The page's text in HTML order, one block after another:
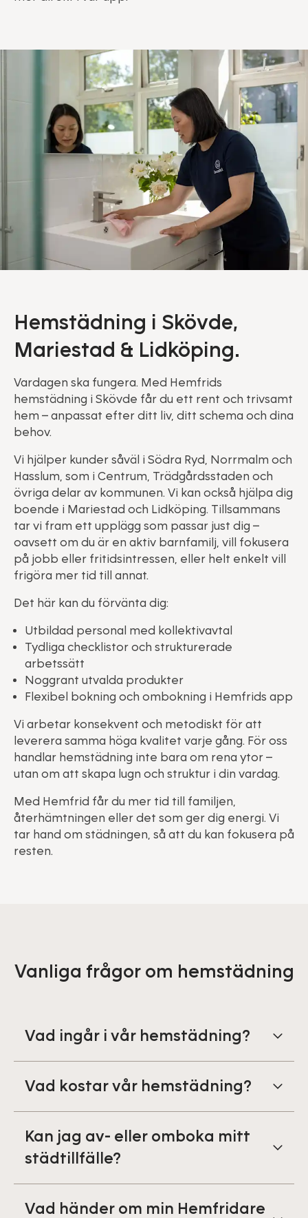
Hemstädning i Skövde,
Mariestad & Lidköping.
Vardagen ska fungera. Med Hemfrids
hemstädning i Skövde får du ett rent och trivsamt
hem – anpassat efter ditt liv, ditt schema och dina
behov.
Vi hjälper kunder såväl i Södra Ryd, Norrmalm och
Hasslum, som i Centrum, Trädgårdsstaden och
övriga delar av kommunen. Vi kan också hjälpa dig
boende i Mariestad och Lidköping. Tillsammans
tar vi fram ett upplägg som passar just dig –
oavsett om du är en aktiv barnfamilj, vill fokusera
på jobb eller fritidsintressen, eller helt enkelt vill
frigöra mer tid till annat.
Det här kan du förvänta dig:
Utbildad personal med kollektivavtal
Tydliga checklistor och strukturerade
arbetssätt
Noggrant utvalda produkter
Flexibel bokning och ombokning i Hemfrids app
Vi arbetar konsekvent och metodiskt för att
leverera samma höga kvalitet varje gång. För oss
handlar hemstädning inte bara om rena ytor –
utan om att skapa lugn och struktur i din vardag.
Med Hemfrid får du mer tid till familjen,
återhämtningen eller det som ger dig energi. Vi
tar hand om städningen, så att du kan fokusera på
resten.
Vanliga frågor om hemstädning
Vad ingår i vår hemstädning?
Vad kostar vår hemstädning?
Kan jag av- eller omboka mitt
städtillfälle?
Vad händer om min Hemfridare